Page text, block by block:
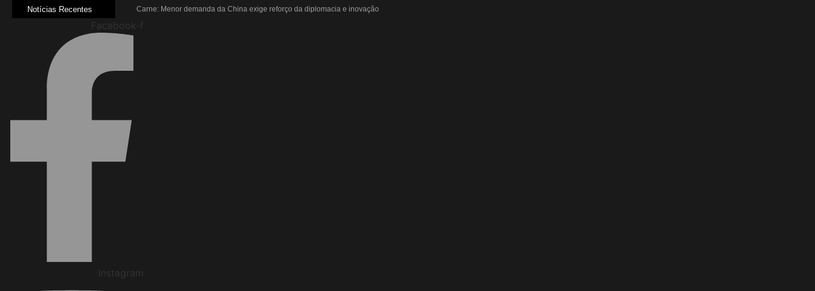
Notícias Recentes
Carne: Menor demanda da China exige reforço da diplomacia e inovação
Quem será a ‘nova China’ do agro quando o apetite de Pequim acabar?
Facebook-f
Instagram